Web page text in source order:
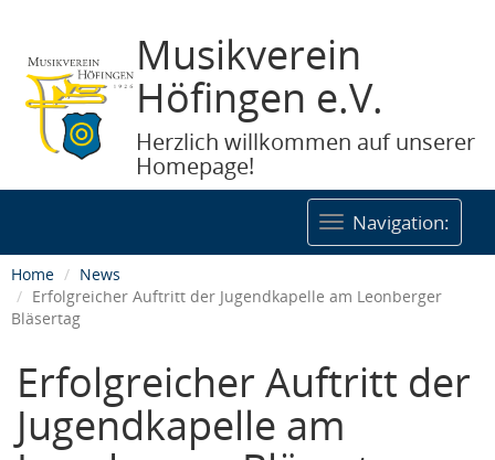
Musikverein
Höfingen e.V.
Herzlich willkommen auf unserer
Homepage!
Navigation:
Home
News
Erfolgreicher Auftritt der Jugendkapelle am Leonberger
Bläsertag
Erfolgreicher Auftritt der
Jugendkapelle am